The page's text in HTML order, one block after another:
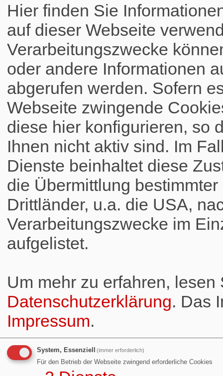
Hier finden Sie
auf dieser Webseite
Verarbeitungszwecke
oder andere Informationen
abgerufen werden. Sofern
Webseite zwingende
diese hier konfigurieren, so
Ihnen nicht aktiv sind. Im
Dienste beinhaltet diese
die Übermittlung
Drittländer, u.a. die USA,
Verarbeitungszwecke im
aufgelistet.
Um mehr zu erfahren, lesen
Datenschutzerklärung. Das
Impressum.
System, Essenziell (immer erforderlich)
Für den Betrieb der Webseite zwingend erforderliche Cookies